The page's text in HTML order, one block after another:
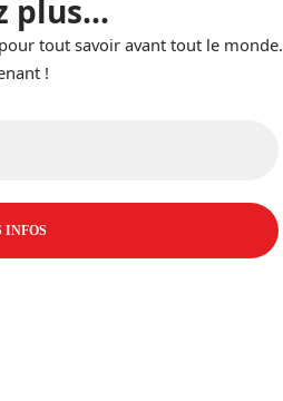
plus...
tout savoir avant tout le monde.
!